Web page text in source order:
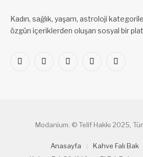
Kadın, sağlık, yaşam, astroloji
özgün içeriklerden oluşan sosyal bir
Facebook
X
PinterestLinkedIn
Modanium. © Telif Hakkı 2025,
Anasayfa Kahve Falı Bak